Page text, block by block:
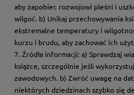
aby zapobiec rozwojowi pleśni i
wilgoć. b) Unikaj przechowywania
ekstremalne temperatury i
kurzu i brudu, aby zachować ich
7. Źródła informacji: a) Sprawdzaj
książce, szczególnie jeśli
zawodowych. b) Zwróć uwagę na
niektórych dziedzinach szybko się